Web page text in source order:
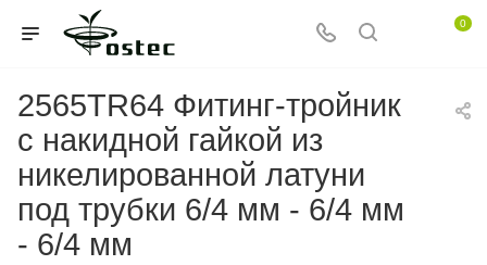
0
2565TR64 Фитинг-тройник
с накидной гайкой из
никелированной латуни
под трубки 6/4 мм - 6/4 мм
- 6/4 мм